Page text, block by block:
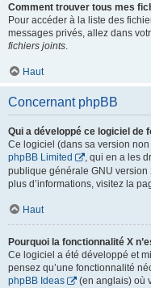
Comment trouver tous mes
Pour accéder à la liste des
messages privés, allez dans
fichiers joints.
Haut
Concernant phpBB
Qui a développé ce logiciel de
Ce logiciel (dans sa version
phpBB Limited
, qui en a les
publique générale GNU version
plus d’informations, visitez la
Haut
Pourquoi la fonctionnalité X
Ce logiciel a été développé et
pensez qu’une fonctionnalité
phpBB Ideas
(en anglais) où